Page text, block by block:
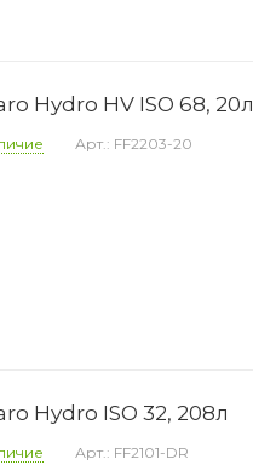
Hydro HV ISO 68, 20л
Арт.: FF2203-20
Hydro ISO 32, 208л
Арт.: FF2101-DR